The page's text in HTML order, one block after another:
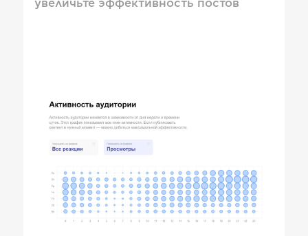
увеличьте эффективность постов